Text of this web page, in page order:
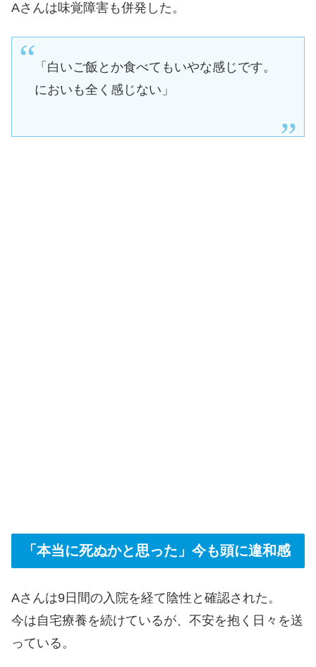
Aさんは味覚障害も併発した。
「白いご飯とか食べてもいやな感じです。
においも全く感じない」
「本当に死ぬかと思った」今も頭に違和感
Aさんは9日間の入院を経て陰性と確認された。
今は自宅療養を続けているが、不安を抱く日々を送
っている。